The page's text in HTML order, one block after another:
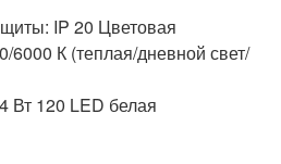
IP 20 Цветовая
6000 К (теплая/дневной свет/
Вт 120 LED белая